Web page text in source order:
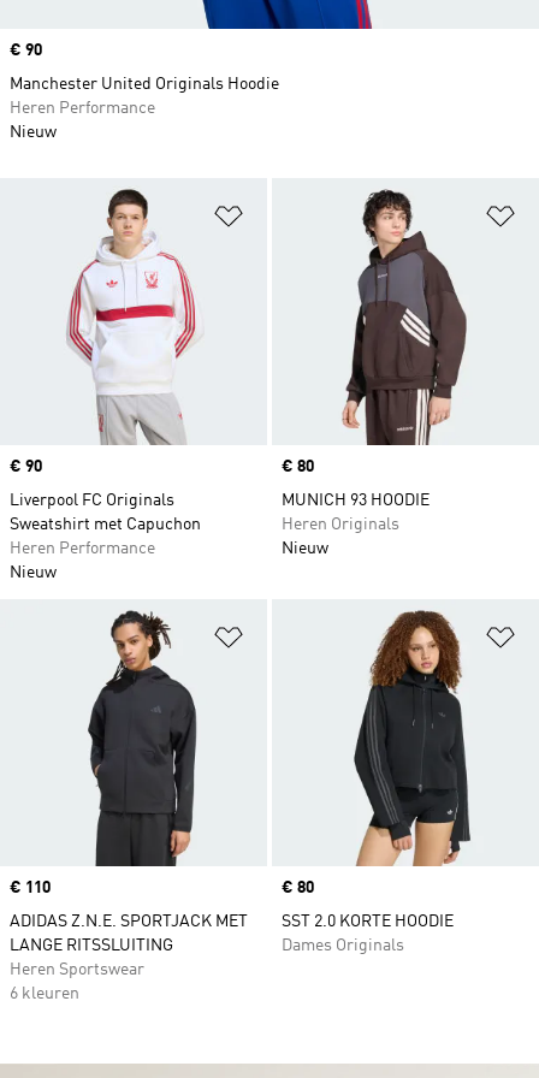
Op verlanglijst zetten
Price
€ 90
Liverpool FC Originals
Sweatshirt met Capuchon
Heren Performance
Nieuw
Price
€ 80
MUNICH 93 HOODIE
Heren Originals
Nieuw
Op verlanglijst zetten
Price
€ 110
ADIDAS Z.N.E. SPORTJACK MET
LANGE RITSSLUITING
Heren Sportswear
6 kleuren
Price
€ 80
SST 2.0 KORTE HOODIE
Dames Originals
Price
€ 90
Manchester United Originals Hoodie
Heren Performance
Nieuw